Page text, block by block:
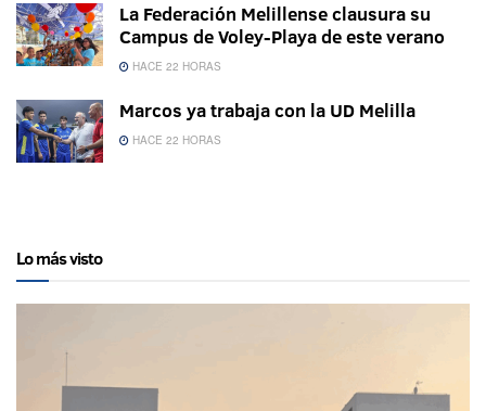
La Federación Melillense clausura su
Campus de Voley-Playa de este verano
HACE 22 HORAS
Marcos ya trabaja con la UD Melilla
HACE 22 HORAS
Lo más visto